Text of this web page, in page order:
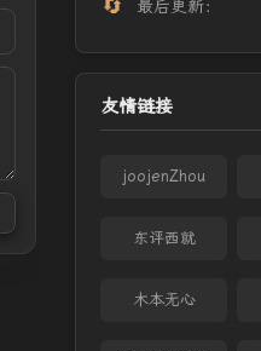
🔄 最后更新：
友情链接
joojenZhou
东评西就
木本无心